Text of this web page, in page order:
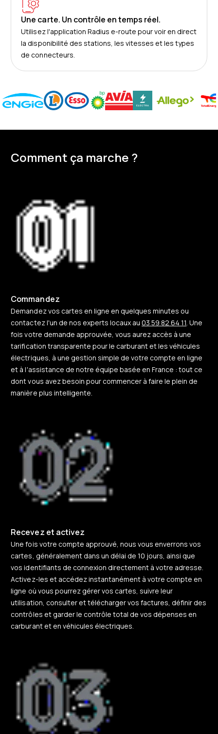
Une carte. Un contrôle en temps réel.
Utilisez l'application Radius e-route pour voir en direct
la disponibilité des stations, les vitesses et les types
de connecteurs.
Comment ça marche ?
Commandez
Demandez vos cartes en ligne en quelques minutes ou
contactez l'un de nos experts locaux au03 59 82 64 11. Une
fois votre demande approuvée, vous aurez accès à une
tarification transparente pour le carburant et les véhicules
électriques, à une gestion simple de votre compte en ligne
et à l'assistance de notre équipe basée en France : tout ce
dont vous avez besoin pour commencer à faire le plein de
manière plus intelligente.
Recevez et activez
Une fois votre compte approuvé, nous vous enverrons vos
cartes, généralement dans un délai de 10 jours, ainsi que
vos identifiants de connexion directement à votre adresse.
Activez-les et accédez instantanément à votre compte en
ligne où vous pourrez gérer vos cartes, suivre leur
utilisation, consulter et télécharger vos factures, définir des
contrôles et garder le contrôle total de vos dépenses en
carburant et en véhicules électriques.